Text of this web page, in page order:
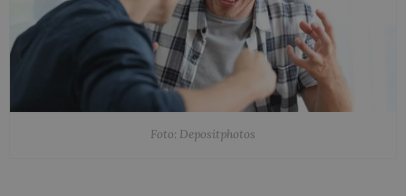
Foto: Depositphotos